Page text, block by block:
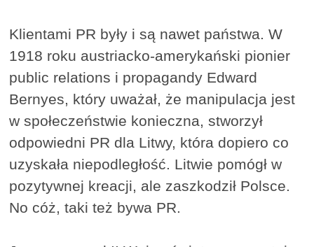
Klientami PR były i są nawet państwa. W
1918 roku austriacko-amerykański pionier
public relations i propagandy Edward
Bernyes, który uważał, że manipulacja jest
w społeczeństwie konieczna, stworzył
odpowiedni PR dla Litwy, która dopiero co
uzyskała niepodległość. Litwie pomógł w
pozytywnej kreacji, ale zaszkodził Polsce.
No cóż, taki też bywa PR.